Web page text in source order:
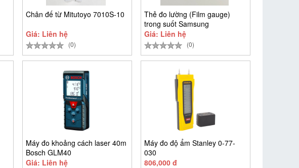
Chân đế từ Mitutoyo 7010S-10
Giá: Liên hệ
(0)
Thẻ đo lường (Film gauge)
trong suốt Samsung
Giá: Liên hệ
(0)
Máy đo khoảng cách laser 40m
Bosch GLM40
Giá: Liên hệ
Máy đo độ ẩm Stanley 0-77-
030
806,000 đ